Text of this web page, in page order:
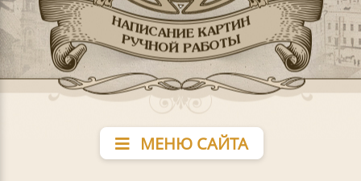
МЕНЮ САЙТА